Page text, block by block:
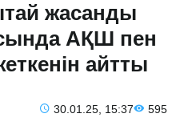
жасанды
АҚШ пен
айтты
30.01.25, 15:37 595